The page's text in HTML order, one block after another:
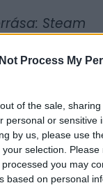
Process My
of the sale,
personal or sensitive
by us, please use
selection.
you may
based on personal
Steam
20:30
az AI-t! Állítsd
ben.